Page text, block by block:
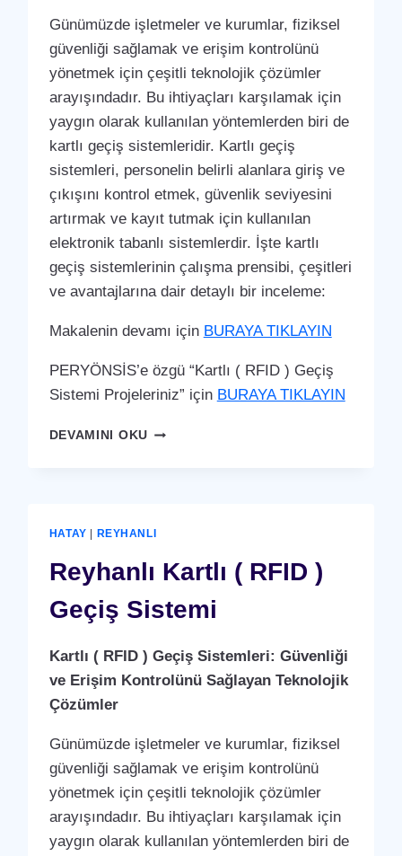
Günümüzde işletmeler ve kurumlar, fiziksel
güvenliği sağlamak ve erişim kontrolünü
yönetmek için çeşitli teknolojik çözümler
arayışındadır. Bu ihtiyaçları karşılamak için
yaygın olarak kullanılan yöntemlerden biri de
kartlı geçiş sistemleridir. Kartlı geçiş
sistemleri, personelin belirli alanlara giriş ve
çıkışını kontrol etmek, güvenlik seviyesini
artırmak ve kayıt tutmak için kullanılan
elektronik tabanlı sistemlerdir. İşte kartlı
geçiş sistemlerinin çalışma prensibi, çeşitleri
ve avantajlarına dair detaylı bir inceleme:
Makalenin devamı için BURAYA TIKLAYIN
PERYÖNSİS’e özgü “Kartlı ( RFID ) Geçiş
Sistemi Projeleriniz” için BURAYA TIKLAYIN
DEVAMINI OKUSAMANDAĞ
HATAY REYHANLI
Reyhanlı Kartlı ( RFID )
Geçiş Sistemi
Kartlı ( RFID ) Geçiş Sistemleri: Güvenliği
ve Erişim Kontrolünü Sağlayan Teknolojik
Çözümler
Günümüzde işletmeler ve kurumlar, fiziksel
güvenliği sağlamak ve erişim kontrolünü
yönetmek için çeşitli teknolojik çözümler
arayışındadır. Bu ihtiyaçları karşılamak için
yaygın olarak kullanılan yöntemlerden biri de